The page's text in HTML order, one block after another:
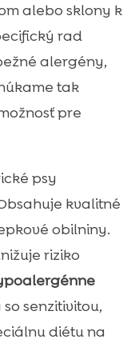
alebo sklony k
rad
alergény,
tak
pre
psy
kvalitné
obilniny.
riziko
senzitivitou,
diétu na